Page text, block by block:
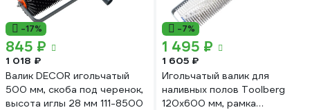
-17%
845 ₽
1 018 ₽
Валик DECOR игольчатый
500 мм, скоба под черенок,
высота иглы 28 мм 111-8500
-7%
1 495 ₽
1 605 ₽
Игольчатый валик для
наливных полов Toolberg
120x600 мм, рамка